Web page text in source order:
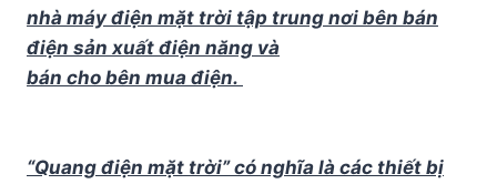
nhà máy điện mặt trời tập trung nơi bên bán
điện sản xuất điện năng và
bán cho bên mua điện.
“Quang điện mặt trời” có nghĩa là các thiết bị